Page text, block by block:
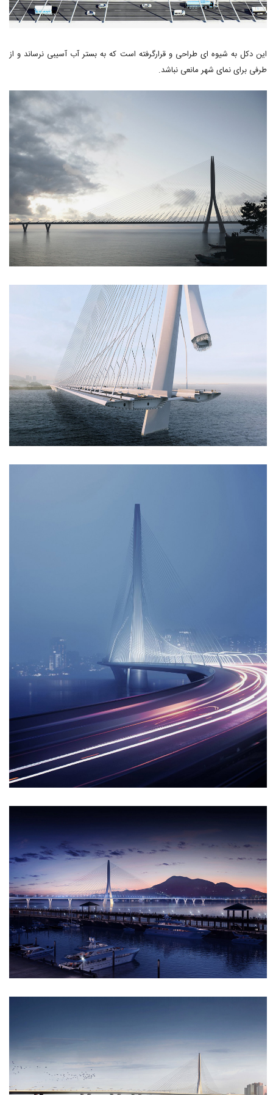
این دکل به شیوه ای طراحی و قرارگرفته است که به بستر آب آسیبی نرساند و از
طرفی برای نمای شهر مانعی نباشد.